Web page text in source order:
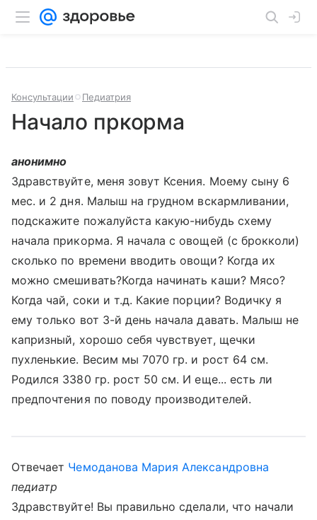
Консультации Педиатрия
Начало пркорма
анонимно
Здравствуйте, меня зовут Ксения. Моему сыну 6
мес. и 2 дня. Малыш на грудном вскармливании,
подскажите пожалуйста какую-нибудь схему
начала прикорма. Я начала с овощей (с брокколи)
сколько по времени вводить овощи? Когда их
можно смешивать?Когда начинать каши? Мясо?
Когда чай, соки и т.д. Какие порции? Водичку я
ему только вот 3-й день начала давать. Малыш не
капризный, хорошо себя чувствует, щечки
пухленькие. Весим мы 7070 гр. и рост 64 см.
Родился 3380 гр. рост 50 см. И еще... есть ли
предпочтения по поводу производителей.
Отвечает Чемоданова Мария Александровна
педиатр
Здравствуйте! Вы правильно сделали, что начали